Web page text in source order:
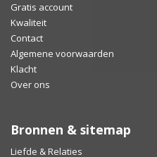
Gratis account
Kwaliteit
Contact
Algemene voorwaarden
Klacht
Over ons
Bronnen & sitemap
Liefde & Relaties